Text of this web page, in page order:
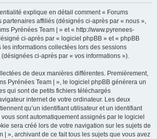
h
explique en détail comment « Forums
partenaires affiliés (désignés ci-après par « nous »,
Pyrénées Team | » et « http://www.pyrenees-
ci-après par « logiciel phpBB » et « phpBB
les informations collectées lors des sessions
(désignées ci-après par « vos informations »).
de deux manières différentes. Premièrement,
Pyrénées Team | », le logiciel phpBB génèrera un
qui sont de petits fichiers téléchargés
internet de votre ordinateur. Les deux
qu’un identifiant utilisateur et un identifiant
sont automatiquement assignés par le logiciel
sera créé lors de votre navigation sur les sujets de
| », archivant de ce fait tous les sujets que vous avez